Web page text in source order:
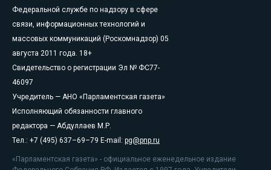
Федеральной службе по надзору в сфере
связи, информационных технологий и
массовых коммуникаций (Роскомнадзор) 05
августа 2011 года. 18+
Свидетельство о регистрации Эл № ФС77-
46097
Учредитель — АНО «Парламентская газета»
Исполняющий обязанности главного
редактора — Абдуллаев М.Р.
Тел.: +7 (495) 637–69–79 E-mail: pg@pnp.ru
«Парламентская газета» - официальное еженедельное издание